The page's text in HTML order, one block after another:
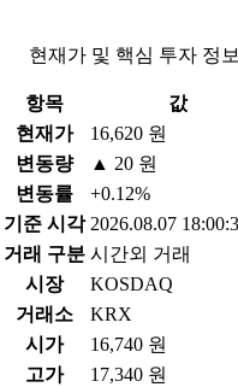
현재가 및 핵심 투자 정보
항목
값
현재가
16,620 원
변동량
▲ 20 원
변동률
+0.12%
기준 시각 2026.08.07
거래 구분 시간외 거래
시장
KOSDAQ
거래소
KRX
시가
16,740 원
고가
17,340 원